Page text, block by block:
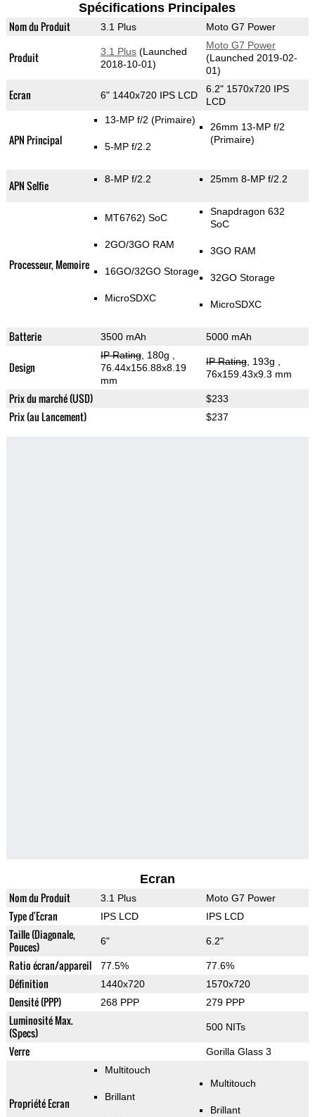
Spécifications Principales
Nom du Produit 3.1 Plus Moto G7 Power
Produit 3.1 Plus(Launched
2018-10-01)
Moto G7 Power
(Launched 2019-02-
01)
Ecran 6" 1440x720 IPS LCD
6.2" 1570x720 IPS
LCD
APN Principal
13-MP f/2 (Primaire)
5-MP f/2.2
26mm 13-MP f/2
(Primaire)
APN Selfie 8-MP f/2.2 25mm 8-MP f/2.2
Processeur, Memoire
MT6762) SoC
2GO/3GO RAM
16GO/32GO Storage
MicroSDXC
Snapdragon 632
SoC
3GO RAM
32GO Storage
MicroSDXC
Batterie 3500 mAh 5000 mAh
Design
IP Rating, 180g
76.44x156.88x8.19
mm
IP Rating, 193g
76x159.43x9.3 mm
Prix du marché (USD) $233
Prix (au Lancement) $237
Ecran
Nom du Produit 3.1 Plus Moto G7 Power
Type d'Ecran IPS LCD IPS LCD
Taille (Diagonale,
Pouces)
6" 6.2"
Ratio écran/appareil 77.5% 77.6%
Définition 1440x720 1570x720
Densité (PPP) 268 PPP 279 PPP
Luminosité Max.
(Specs)
500 NITs
Verre Gorilla Glass 3
Propriété Ecran
Multitouch
Brillant
Multitouch
Brillant